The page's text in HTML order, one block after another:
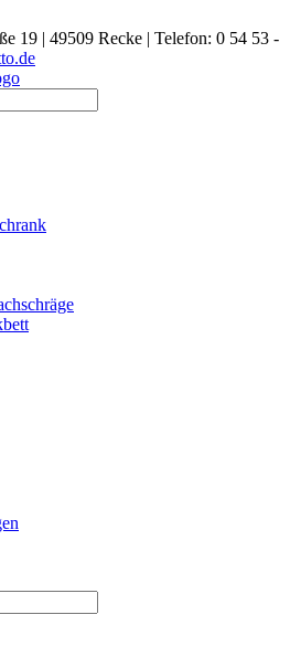
19 | 49509 Recke | Telefon: 0 54 53 -